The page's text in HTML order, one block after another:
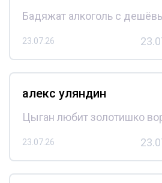
Бадяжат алкоголь с
23.07.26
алекс уляндин
Цыган любит золотишко
23.07.26